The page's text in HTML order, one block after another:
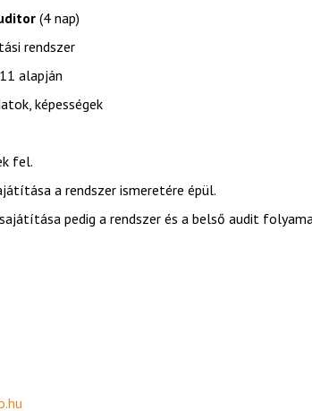
(4 nap)
rendszer
alapján
képességek
fel.
a rendszer ismeretére épül.
pedig a rendszer és a belső audit